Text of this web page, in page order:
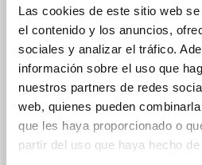
Las cookies de este sitio web
el contenido y los anuncios,
sociales y analizar el tráfico.
información sobre el uso que
nuestros partners de redes
web, quienes pueden
que les haya proporcionado o
partir del uso que haya hecho
Orientación continua y
izquierda